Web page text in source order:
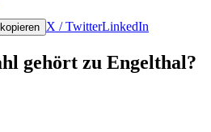
X / TwitterLinkedIn
gehört zu Engelthal?